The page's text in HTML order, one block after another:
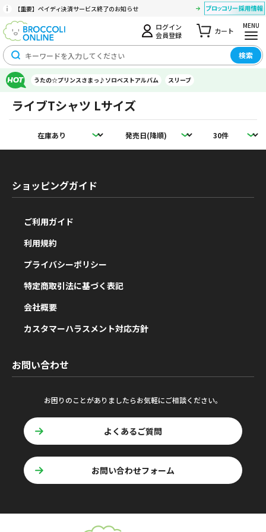
【重要】ペイディ決済サービス終了のお知らせ
ログイン
会員登録
カート
MENU
検索
うたの☆プリンスさまっ♪ソロベストアルバム スリーブ
ライブTシャツ Lサイズ
ショッピングガイド
ご利用ガイド
利用規約
プライバシーポリシー
特定商取引法に基づく表記
会社概要
カスタマーハラスメント対応方針
お問い合わせ
お困りのことがありましたらお気軽にご相談ください。
よくあるご質問
お問い合わせフォーム